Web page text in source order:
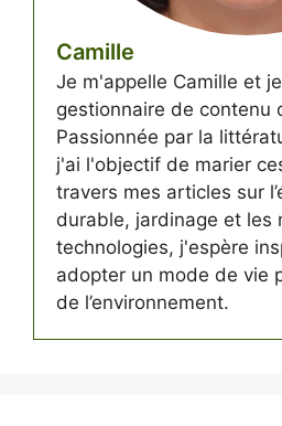
Camille
Je m'appelle Camille et
gestionnaire de contenu
Passionnée par la
j'ai l'objectif de marier
travers mes articles sur
durable, jardinage et les
technologies, j'espère
adopter un mode de vie
de l’environnement.